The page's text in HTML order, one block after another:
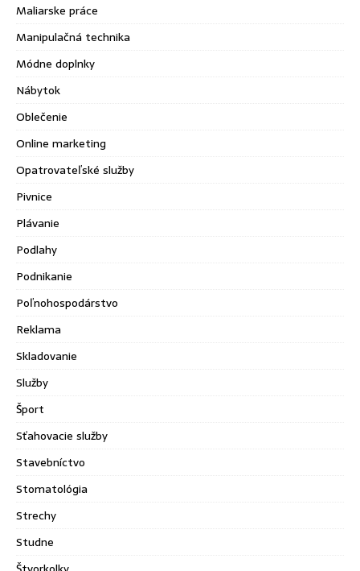
Maliarske práce
Manipulačná technika
Módne doplnky
Nábytok
Oblečenie
Online marketing
Opatrovateľské služby
Pivnice
Plávanie
Podlahy
Podnikanie
Poľnohospodárstvo
Reklama
Skladovanie
Služby
Šport
Sťahovacie služby
Stavebníctvo
Stomatológia
Strechy
Studne